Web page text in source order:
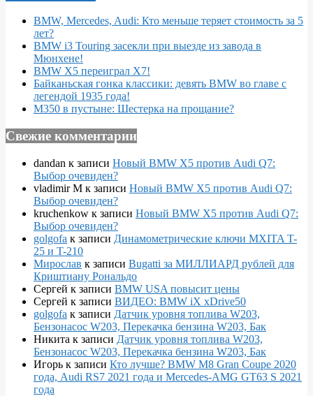
BMW, Mercedes, Audi: Кто меньше теряет стоимость за 5
лет?
BMW i3 Touring засекли при выезде из завода в
Мюнхене!
BMW X5 переиграл X7!
Байканьская гонка классики: девять BMW во главе с
легендой 1935 года!
M350 в пустыне: Шестерка на прощание?
Свежие комментарии
dandan к записи Новый BMW X5 против Audi Q7:
Выбор очевиден?
vladimir M к записи Новый BMW X5 против Audi Q7:
Выбор очевиден?
kruchenkow к записи Новый BMW X5 против Audi Q7:
Выбор очевиден?
golgofa к записи Динамометрические ключи MXITA T-
25 и T-210
Мирослав к записи Bugatti за МИЛЛИАРД рублей для
Криштиану Рональдо
Сергей к записи BMW USA повысит цены
Сергей к записи ВИДЕО: BMW iX xDrive50
golgofa к записи Датчик уровня топлива W203,
Бензонасос W203, Перекачка бензина W203, Бак
Никита к записи Датчик уровня топлива W203,
Бензонасос W203, Перекачка бензина W203, Бак
Игорь к записи Кто лучше? BMW M8 Gran Coupe 2020
года, Audi RS7 2021 года и Mercedes-AMG GT63 S 2021
года